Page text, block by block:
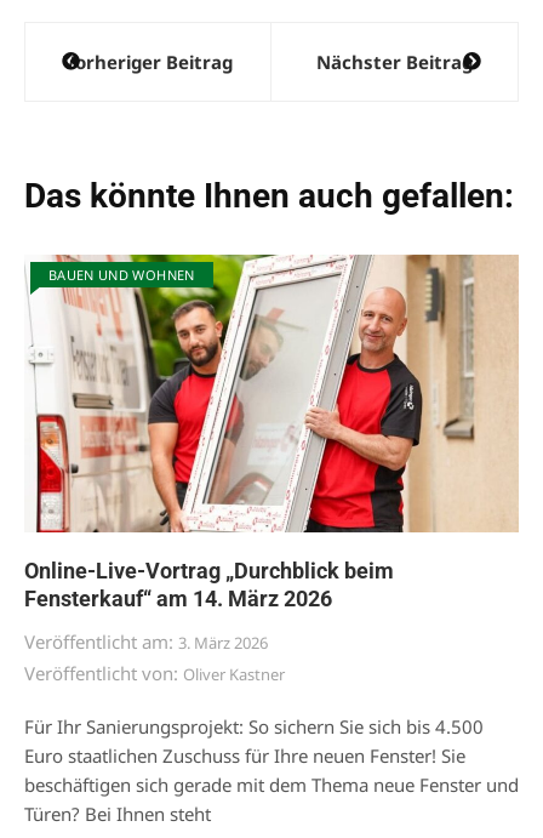
Beitragsnavigation
Vorheriger Beitrag Nächster Beitrag
Das könnte Ihnen auch gefallen:
BAUEN UND WOHNEN
Online-Live-Vortrag „Durchblick beim
Fensterkauf“ am 14. März 2026
Veröffentlicht am: 3. März 2026
Veröffentlicht von: Oliver Kastner
Für Ihr Sanierungsprojekt: So sichern Sie sich bis 4.500
Euro staatlichen Zuschuss für Ihre neuen Fenster! Sie
beschäftigen sich gerade mit dem Thema neue Fenster und
Türen? Bei Ihnen steht